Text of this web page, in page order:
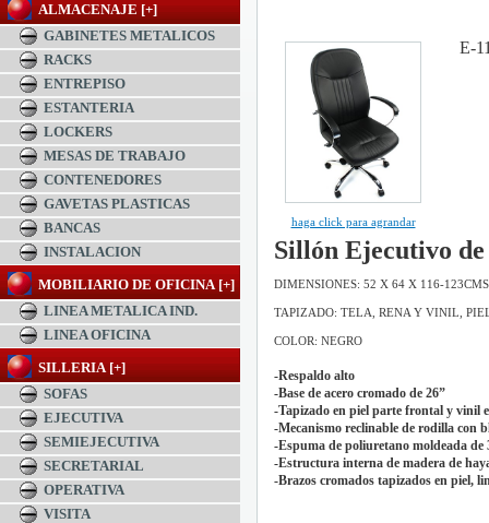
ALMACENAJE [+]
GABINETES METALICOS
RACKS
ENTREPISO
ESTANTERIA
LOCKERS
MESAS DE TRABAJO
CONTENEDORES
GAVETAS PLASTICAS
BANCAS
INSTALACION
MOBILIARIO DE OFICINA [+]
LINEA METALICA IND.
LINEA OFICINA
SILLERIA [+]
SOFAS
EJECUTIVA
SEMIEJECUTIVA
SECRETARIAL
OPERATIVA
VISITA
haga click para agrandar
E-
Sillón Ejecutivo
DIMENSIONES: 52 X 64 X 116-123CMS
TAPIZADO: TELA, RENA Y VINIL,
COLOR: NEGRO
-Respaldo alto
-Base de acero cromado de 26”
-Tapizado en piel parte frontal y vinil
-Mecanismo reclinable de rodilla con
-Espuma de poliuretano moldeada de
-Estructura interna de madera de
-Brazos cromados tapizados en piel,